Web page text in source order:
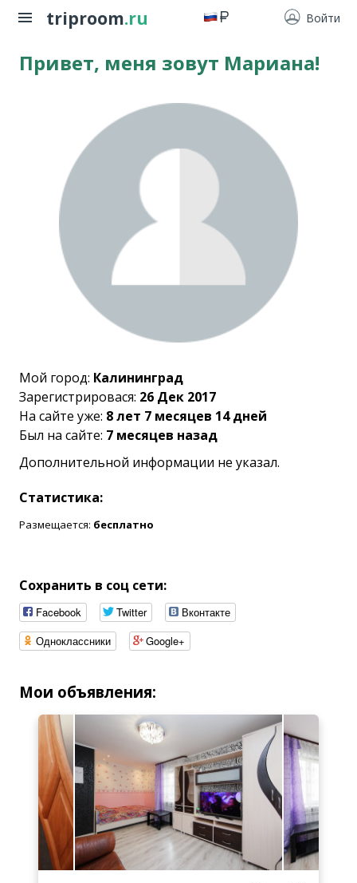
triproom.ru Войти
Привет, меня зовут Мариана!
Мой город: Калининград
Зарегистрировася: 26 Дек 2017
На сайте уже: 8 лет 7 месяцев 14 дней
Был на сайте: 7 месяцев назад
Дополнительной информации не указал.
Статистика:
Размещается: бесплатно
Сохранить в соц сети:
Facebook Twitter
Вконтакте
Одноклассники
Google+
Мои объявления: